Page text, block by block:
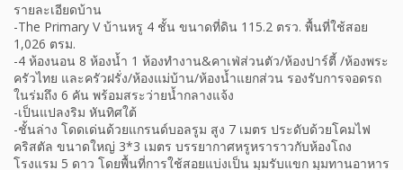
รายละเอียดบ้าน
-The Primary V บ้านหรู 4 ชั้น ขนาดที่ดิน 115.2 ตรว. พื้นที่ใช้สอย
1,026 ตรม.
-4 ห้องนอน 8 ห้องน้ำ 1 ห้องทำงาน&คาเฟ่ส่วนตัว/ห้องปาร์ตี้ /ห้องพระ
ครัวไทย และครัวฝรั่ง/ห้องแม่บ้าน/ห้องน้ำแยกส่วน รองรับการจอดรถ
ในร่มถึง 6 คัน พร้อมสระว่ายน้ำกลางแจ้ง
-เป็นแปลงริม หันทิศใต้
-ชั้นล่าง โดดเด่นด้วยแกรนด์บอลรูม สูง 7 เมตร ประดับด้วยโคมไฟ
คริสตัล ขนาดใหญ่ 3*3 เมตร บรรยากาศหรูหราราวกับห้องโถง
โรงแรม 5 ดาว โดยพื้นที่การใช้สอยแบ่งเป็น มุมรับแขก มุมทานอาหาร